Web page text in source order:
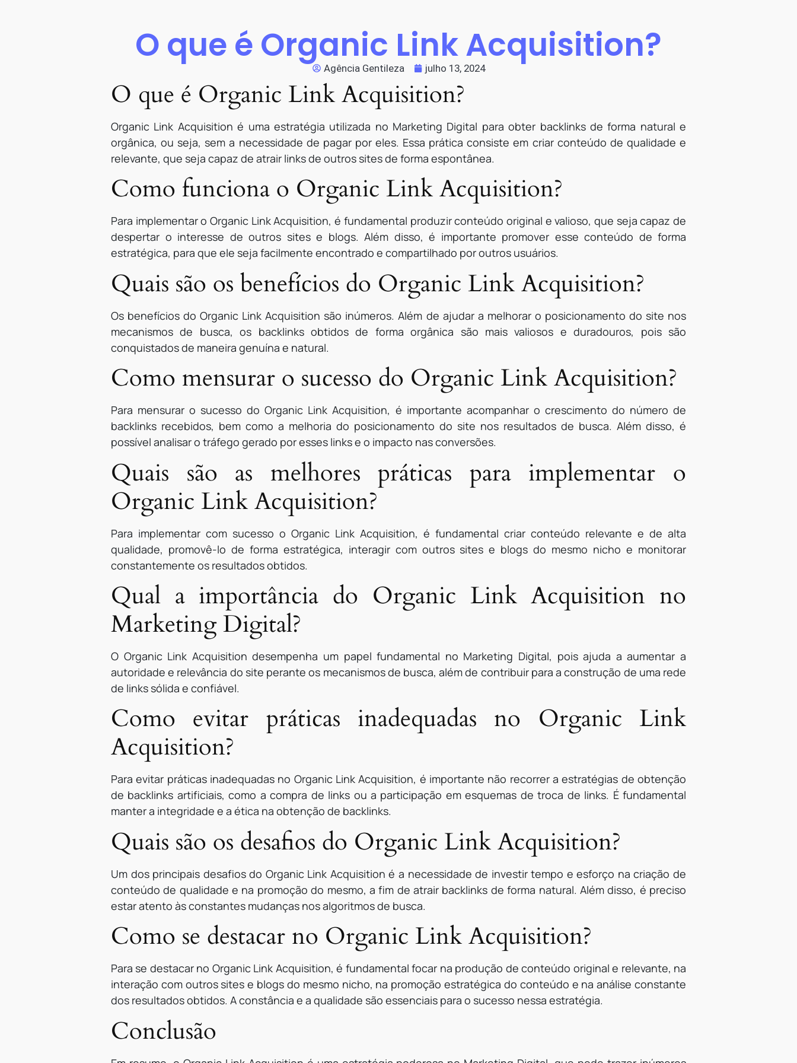
O que é Organic Link Acquisition?
Agência Gentileza julho 13, 2024
O que é Organic Link Acquisition?
Organic Link Acquisition é uma estratégia utilizada no Marketing Digital para obter backlinks de forma natural e
orgânica, ou seja, sem a necessidade de pagar por eles. Essa prática consiste em criar conteúdo de qualidade e
relevante, que seja capaz de atrair links de outros sites de forma espontânea.
Como funciona o Organic Link Acquisition?
Para implementar o Organic Link Acquisition, é fundamental produzir conteúdo original e valioso, que seja capaz de
despertar o interesse de outros sites e blogs. Além disso, é importante promover esse conteúdo de forma
estratégica, para que ele seja facilmente encontrado e compartilhado por outros usuários.
Quais são os benefícios do Organic Link Acquisition?
Os benefícios do Organic Link Acquisition são inúmeros. Além de ajudar a melhorar o posicionamento do site nos
mecanismos de busca, os backlinks obtidos de forma orgânica são mais valiosos e duradouros, pois são
conquistados de maneira genuína e natural.
Como mensurar o sucesso do Organic Link Acquisition?
Para mensurar o sucesso do Organic Link Acquisition, é importante acompanhar o crescimento do número de
backlinks recebidos, bem como a melhoria do posicionamento do site nos resultados de busca. Além disso, é
possível analisar o tráfego gerado por esses links e o impacto nas conversões.
Quais são as melhores práticas para implementar o
Organic Link Acquisition?
Para implementar com sucesso o Organic Link Acquisition, é fundamental criar conteúdo relevante e de alta
qualidade, promovê-lo de forma estratégica, interagir com outros sites e blogs do mesmo nicho e monitorar
constantemente os resultados obtidos.
Qual a importância do Organic Link Acquisition no
Marketing Digital?
O Organic Link Acquisition desempenha um papel fundamental no Marketing Digital, pois ajuda a aumentar a
autoridade e relevância do site perante os mecanismos de busca, além de contribuir para a construção de uma rede
de links sólida e confiável.
Como evitar práticas inadequadas no Organic Link
Acquisition?
Para evitar práticas inadequadas no Organic Link Acquisition, é importante não recorrer a estratégias de obtenção
de backlinks artificiais, como a compra de links ou a participação em esquemas de troca de links. É fundamental
manter a integridade e a ética na obtenção de backlinks.
Quais são os desafios do Organic Link Acquisition?
Um dos principais desafios do Organic Link Acquisition é a necessidade de investir tempo e esforço na criação de
conteúdo de qualidade e na promoção do mesmo, a fim de atrair backlinks de forma natural. Além disso, é preciso
estar atento às constantes mudanças nos algoritmos de busca.
Como se destacar no Organic Link Acquisition?
Para se destacar no Organic Link Acquisition, é fundamental focar na produção de conteúdo original e relevante, na
interação com outros sites e blogs do mesmo nicho, na promoção estratégica do conteúdo e na análise constante
dos resultados obtidos. A constância e a qualidade são essenciais para o sucesso nessa estratégia.
Conclusão